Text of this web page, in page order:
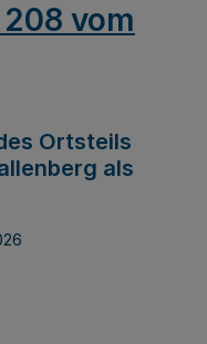
vom
Ortsteils
als